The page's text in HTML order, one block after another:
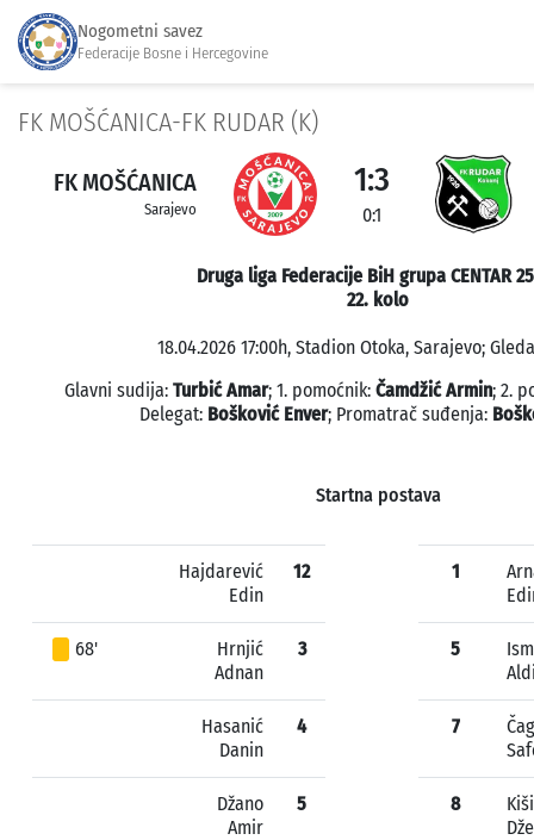
Nogometni savez
Federacije Bosne i Hercegovine
FK MOŠĆANICA-FK RUDAR (K)
FK MOŠĆANICA
Sarajevo
1:3
0:1
Druga liga Federacije BiH grupa CENTAR
22. kolo
18.04.2026 17:00h, Stadion Otoka, Sarajevo;
Glavni sudija: Turbić Amar; 1. pomoćnik: Čamdžić Armin; 2.
Delegat: Bošković Enver; Promatrač suđenja:
Startna postava
Hajdarević
Edin
12
68'
Hrnjić
Adnan
3
Hasanić
Danin
4
Džano
Amir
5
1
5
7
8